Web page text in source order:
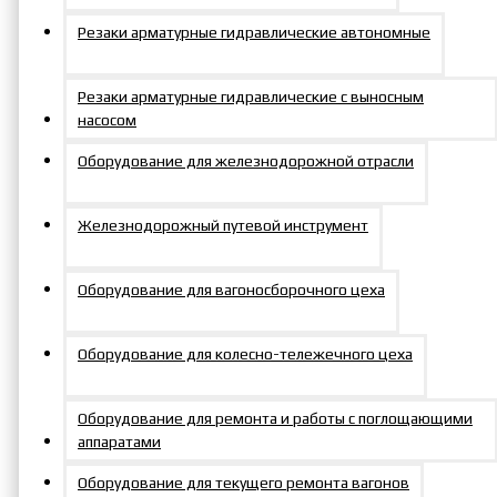
Резаки арматурные гидравлические автономные
Резаки арматурные гидравлические с выносным
насосом
Оборудование для железнодорожной отрасли
Железнодорожный путевой инструмент
Оборудование для вагоносборочного цеха
Оборудование для колесно-тележечного цеха
Оборудование для ремонта и работы с поглощающими
аппаратами
Оборудование для текущего ремонта вагонов
Доставка во все регионы